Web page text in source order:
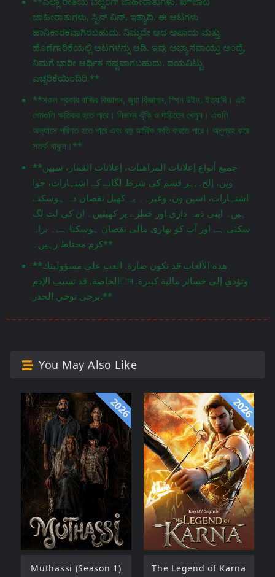
ಜಾಹೀರಾತುಗಳು, ಸ್ಪಿನ್ ವಿನ್, ಇತ್ಯಾದಿ. ಈ ಆಟಗಳು
ಹಾನಿಕಾರಕವಾಗಿರಬಹುದು. ನಿಮ್ಮದೇ ಆದ ಅಪಾಯ ಮತ್ತು
ಹೊಣೆಗಾರಿಕೆಯಲ್ಲಿ ಆಟಗಳನ್ನು ಆಡಿ. ಇವು ಅಭ್ಯಾಸವಾಯ್ತು ಅಂದ್ರೆ,
ನಿಮಗೆ ಭಾರೀ ಆರ್ಥಿಕ ನಷ್ಟವಾಗಬಹುದು. ದಯವಿಟ್ಟು
ಎಚ್ಚರಿಕೆಯಿಂದಿರಿ.**
**সকল প্রকার বাজির বিজ্ঞাপন, জুয়া বিজ্ঞাপন, স্পিন উইন, ইত্যাদি। এই
গেমগুলি ক্ষতিকর হতে পারে। নিজস্ব ঝুঁকি ও দায়িত্বে খেলুন। এগুলি
অভ্যাসে পরিণত হতে পারে এবং বড় আর্থিক ক্ষতি করতে পারে। অনুগ্রহ করে
সতর্ক থাকুন।**
**جميع أنواع إعلانات المراهنات، إعلانات القمار، سبين
وين، إلخ. ,ہر قسم کی شرط لگانے کے اشتہارات، جوا
اشتہارات، اسپن ون، وغیرہ۔ یہ کھیل نقصان دہ ہوسکتے
ہیں۔ اپنی ذمہ داری اور خطرے پر کھیلیں۔ ان کی لت لگ
سکتی ہے اور آپ کو بھاری مالی نقصان ہوسکتا ہے۔ براہ
کرم محتاط رہیں۔**
**هذه الألعاب قد تكون ضارة. العب على مسؤوليتك
الخاصة. قد تسبب الإدمান وتؤدي إلى خسائر مالية كبيرة.
يرجى توخي الحذر.**
You May Also Like
2026
Muthassi (Season 1)
2026
The Legend of Karna